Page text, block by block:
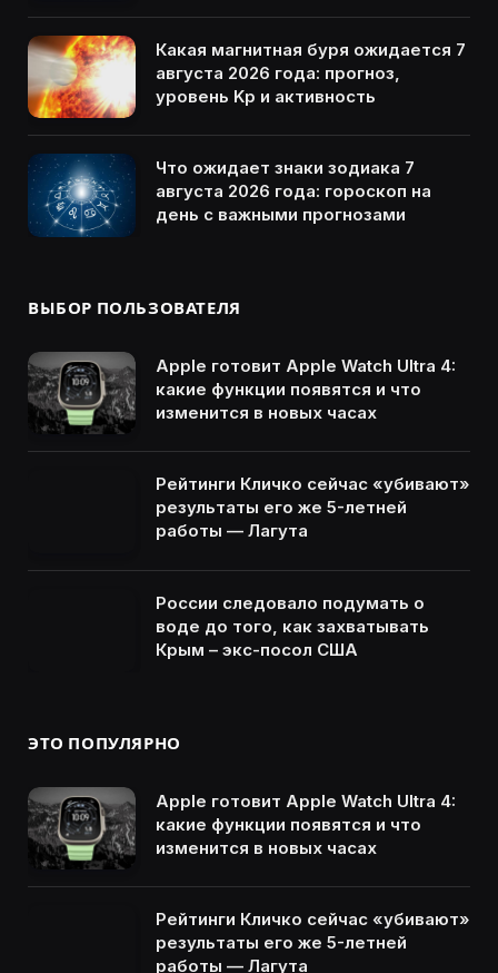
Какая магнитная буря ожидается 7
августа 2026 года: прогноз,
уровень Kp и активность
Что ожидает знаки зодиака 7
августа 2026 года: гороскоп на
день с важными прогнозами
ВЫБОР ПОЛЬЗОВАТЕЛЯ
Apple готовит Apple Watch Ultra 4:
какие функции появятся и что
изменится в новых часах
Рейтинги Кличко сейчас «убивают»
результаты его же 5-летней
работы — Лагута
России следовало подумать о
воде до того, как захватывать
Крым – экс-посол США
ЭТО ПОПУЛЯРНО
Apple готовит Apple Watch Ultra 4:
какие функции появятся и что
изменится в новых часах
Рейтинги Кличко сейчас «убивают»
результаты его же 5-летней
работы — Лагута